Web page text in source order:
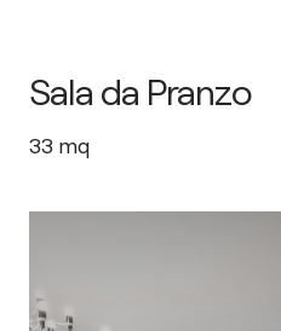
Sala da Pranzo
33 mq